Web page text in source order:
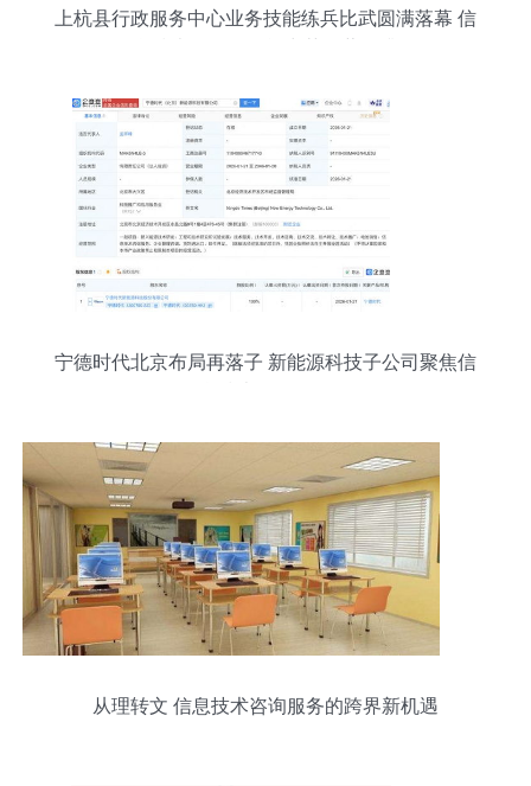
上杭县行政服务中心业务技能练兵比武圆满落幕 信
宁德时代北京布局再落子 新能源科技子公司聚焦信
从理转文 信息技术咨询服务的跨界新机遇